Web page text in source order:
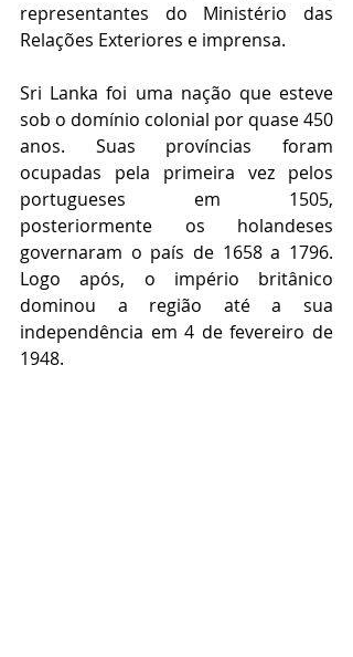
representantes do Ministério das
Relações Exteriores e imprensa.
Sri Lanka foi uma nação que esteve
sob o domínio colonial por quase 450
anos. Suas províncias foram
ocupadas pela primeira vez pelos
portugueses em 1505,
posteriormente os holandeses
governaram o país de 1658 a 1796.
Logo após, o império britânico
dominou a região até a sua
independência em 4 de fevereiro de
1948.